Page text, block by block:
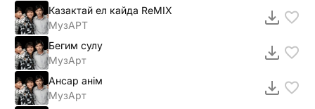
Казактай ел кайда ReMІX
МузАРТ
Бегим сулу
МузАрт
Ансар анiм
МузАрт